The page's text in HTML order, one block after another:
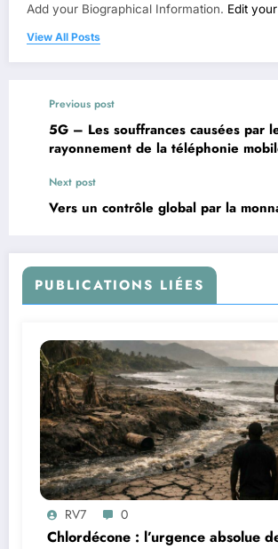
Add your Biographical Information. Edit
View All Posts
Previous post
5G – Les souffrances causées par
rayonnement de la téléphonie
Next post
Vers un contrôle global par la
PUBLICATIONS LIÉES
RV7 0
Chlordécone : l’urgence absolue